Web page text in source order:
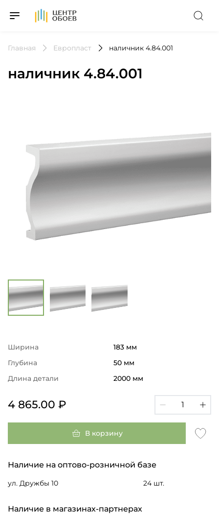
На Главную
Главная Европласт наличник 4.84.001
наличник 4.84.001
Ширина
183 мм
Глубина
50 мм
Длина детали
2000 мм
4 865.00 ₽
В корзину
Наличие на оптово-розничной базе
ул. Дружбы 10 24 шт.
Наличие в магазинах-партнерах